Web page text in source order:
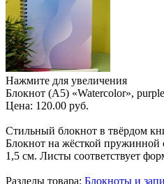
Нажмите для увеличения
Блокнот (A5) «Watercolor»,
Цена: 120.00 руб.
Стильный блокнот в твёрдом
Блокнот на жёсткой пружинной
1,5 см. Листы соответствует
Разделы товара: Блокноты и